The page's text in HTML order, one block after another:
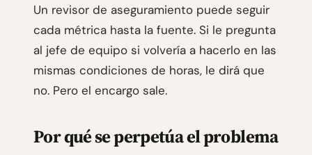
Un revisor de aseguramiento puede seguir
cada métrica hasta la fuente. Si le pregunta
al jefe de equipo si volvería a hacerlo en las
mismas condiciones de horas, le dirá que
no. Pero el encargo sale.
Por qué se perpetúa el problema